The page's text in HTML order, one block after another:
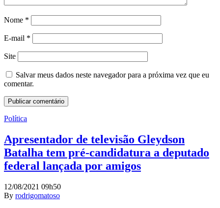
Nome *
E-mail *
Site
Salvar meus dados neste navegador para a próxima vez que eu
comentar.
Política
Apresentador de televisão Gleydson
Batalha tem pré-candidatura a deputado
federal lançada por amigos
12/08/2021 09h50
By rodrigomatoso